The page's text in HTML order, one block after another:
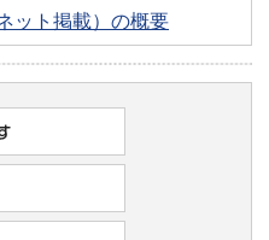
ット掲載）の概要